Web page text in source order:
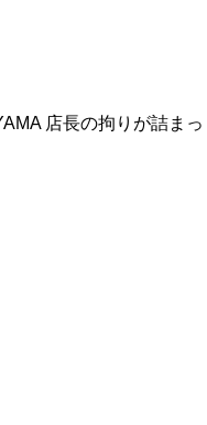
店長の拘りが詰まっ